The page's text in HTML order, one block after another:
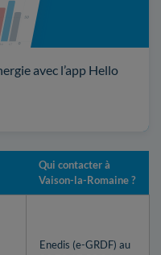
avec l’app Hello
Qui contacter à
Vaison-la-Romaine ?
Enedis (e-GRDF) au